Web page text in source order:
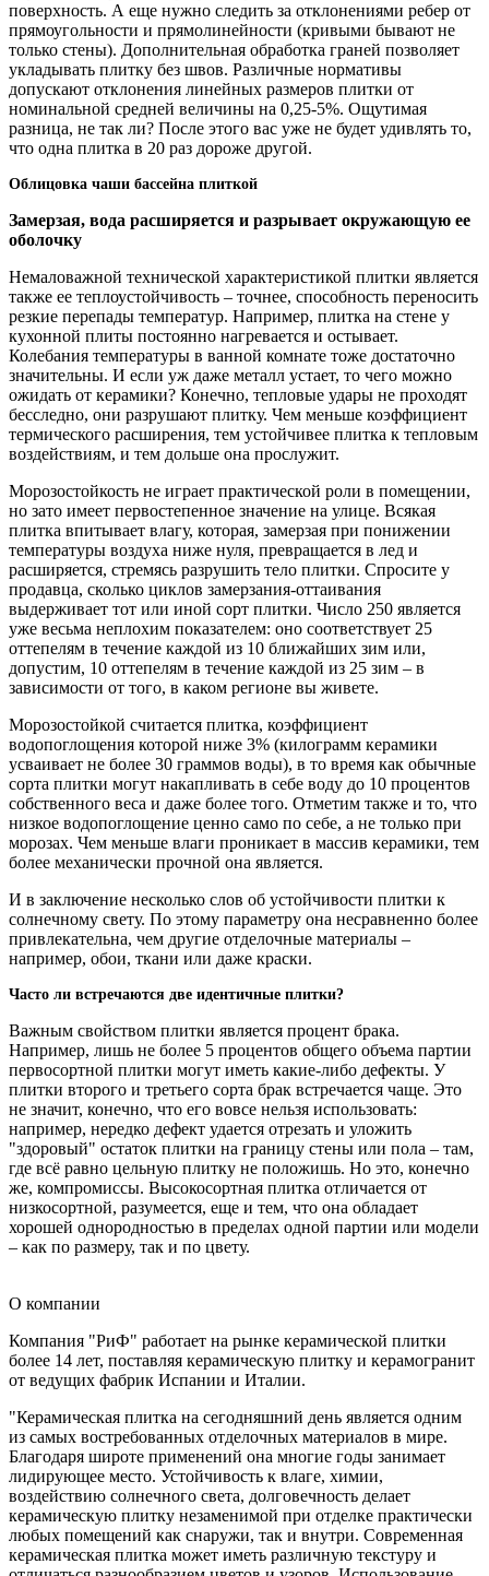
поверхность. А еще нужно следить за отклонениями ребер от
прямоугольности и прямолинейности (кривыми бывают не
только стены). Дополнительная обработка граней позволяет
укладывать плитку без швов. Различные нормативы
допускают отклонения линейных размеров плитки от
номинальной средней величины на 0,25-5%. Ощутимая
разница, не так ли? После этого вас уже не будет удивлять то,
что одна плитка в 20 раз дороже другой.
Облицовка чаши бассейна плиткой
Замерзая, вода расширяется и разрывает окружающую ее
оболочку
Немаловажной технической характеристикой плитки является
также ее теплоустойчивость – точнее, способность переносить
резкие перепады температур. Например, плитка на стене у
кухонной плиты постоянно нагревается и остывает.
Колебания температуры в ванной комнате тоже достаточно
значительны. И если уж даже металл устает, то чего можно
ожидать от керамики? Конечно, тепловые удары не проходят
бесследно, они разрушают плитку. Чем меньше коэффициент
термического расширения, тем устойчивее плитка к тепловым
воздействиям, и тем дольше она прослужит.
Морозостойкость не играет практической роли в помещении,
но зато имеет первостепенное значение на улице. Всякая
плитка впитывает влагу, которая, замерзая при понижении
температуры воздуха ниже нуля, превращается в лед и
расширяется, стремясь разрушить тело плитки. Спросите у
продавца, сколько циклов замерзания-оттаивания
выдерживает тот или иной сорт плитки. Число 250 является
уже весьма неплохим показателем: оно соответствует 25
оттепелям в течение каждой из 10 ближайших зим или,
допустим, 10 оттепелям в течение каждой из 25 зим – в
зависимости от того, в каком регионе вы живете.
Морозостойкой считается плитка, коэффициент
водопоглощения которой ниже 3% (килограмм керамики
усваивает не более 30 граммов воды), в то время как обычные
сорта плитки могут накапливать в себе воду до 10 процентов
собственного веса и даже более того. Отметим также и то, что
низкое водопоглощение ценно само по себе, а не только при
морозах. Чем меньше влаги проникает в массив керамики, тем
более механически прочной она является.
И в заключение несколько слов об устойчивости плитки к
солнечному свету. По этому параметру она несравненно более
привлекательна, чем другие отделочные материалы –
например, обои, ткани или даже краски.
Часто ли встречаются две идентичные плитки?
Важным свойством плитки является процент брака.
Например, лишь не более 5 процентов общего объема партии
первосортной плитки могут иметь какие-либо дефекты. У
плитки второго и третьего сорта брак встречается чаще. Это
не значит, конечно, что его вовсе нельзя использовать:
например, нередко дефект удается отрезать и уложить
"здоровый" остаток плитки на границу стены или пола – там,
где всё равно цельную плитку не положишь. Но это, конечно
же, компромиссы. Высокосортная плитка отличается от
низкосортной, разумеется, еще и тем, что она обладает
хорошей однородностью в пределах одной партии или модели
– как по размеру, так и по цвету.
О компании
Компания "РиФ" работает на рынке керамической плитки
более 14 лет, поставляя керамическую плитку и керамогранит
от ведущих фабрик Испании и Италии.
"Керамическая плитка на сегодняшний день является одним
из самых востребованных отделочных материалов в мире.
Благодаря широте применений она многие годы занимает
лидирующее место. Устойчивость к влаге, химии,
воздействию солнечного света, долговечность делает
керамическую плитку незаменимой при отделке практически
любых помещений как снаружи, так и внутри. Современная
керамическая плитка может иметь различную текстуру и